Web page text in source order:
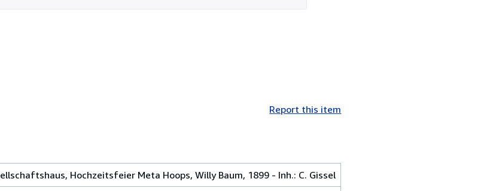
Report this item
Hochzeitsfeier Meta Hoops, Willy Baum, 1899 - Inh.: C. Gissel